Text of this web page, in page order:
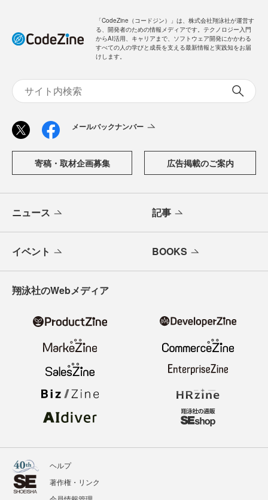
「CodeZine（コードジン）」は、株式会社翔泳社が運営す
る、開発者のための情報メディアです。テクノロジー入門
からAI活用、キャリアまで、ソフトウェア開発にかかわる
すべての人の学びと成長を支える最新情報と実践知をお届
けします。
メールバックナンバー
寄稿・取材企画募集 広告掲載のご案内
ニュース 記事
イベント BOOKS
翔泳社のWebメディア
ヘルプ
著作権・リンク